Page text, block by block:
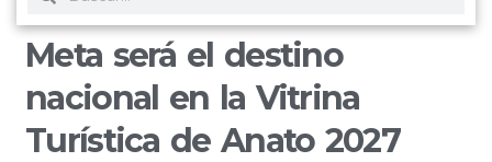
Meta será el destino
nacional en la Vitrina
Turística de Anato 2027